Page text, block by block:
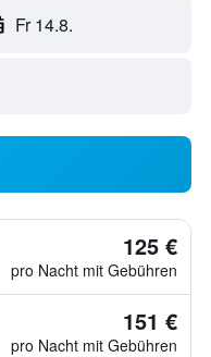
Fr 14.8.
125 €
pro Nacht mit Gebühren
151 €
pro Nacht mit Gebühren